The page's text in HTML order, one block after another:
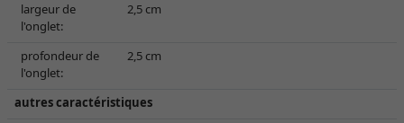
largeur de
l'onglet:
2,5 cm
profondeur de
l'onglet:
2,5 cm
autres caractéristiques